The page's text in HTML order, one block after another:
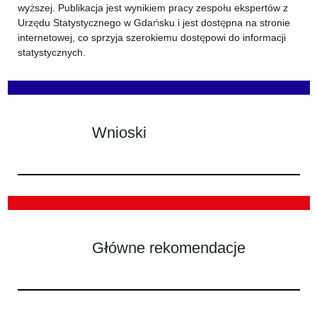
wyższej. Publikacja jest wynikiem pracy zespołu ekspertów z
Urzędu Statystycznego w Gdańsku i jest dostępna na stronie
internetowej, co sprzyja szerokiemu dostępowi do informacji
statystycznych.
Wnioski
Główne rekomendacje